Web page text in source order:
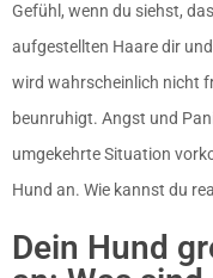
Gefühl, wenn du siehst,
aufgestellten Haare dir
wird wahrscheinlich nicht
beunruhigt. Angst und
umgekehrte Situation
Hund an. Wie kannst du
Dein Hund